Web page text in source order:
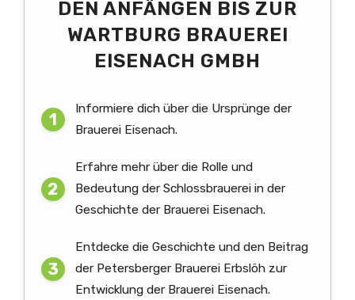
DEN ANFÄNGEN BIS ZUR
WARTBURG BRAUEREI
EISENACH GMBH
Informiere dich über die Ursprünge der
Brauerei Eisenach.
Erfahre mehr über die Rolle und
Bedeutung der Schlossbrauerei in der
Geschichte der Brauerei Eisenach.
Entdecke die Geschichte und den Beitrag
der Petersberger Brauerei Erbslöh zur
Entwicklung der Brauerei Eisenach.